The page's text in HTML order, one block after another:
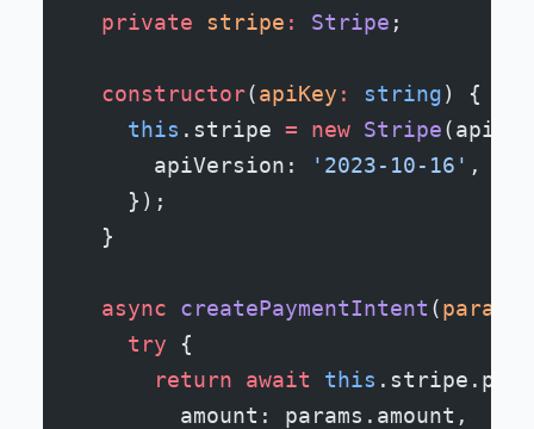
  private
stripe : Stripe ;
  constructor
(apiKey : string) {
    this
.stripe = new Stripe
      apiVersion:
'2023-10-16' ,
    });
  }
  async
createPaymentIntent (params
    try
{
      return
await this
        amount: params.amount,